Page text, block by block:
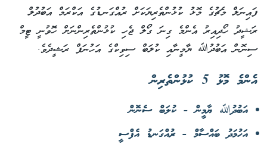
ފައިނަލް މެޗުގެ މޮޅު ކުޅުންތެރިޔަކަށް ރުއްގަނޑުގެ އަކްރަމް އަބުދުލް
ރަޝީދު ހޯދިއިރު އެންމެ ގިނަ ގޯލް ޖެހި ކުޅުންތެރިންނަށް ހޮވުނީ ޓީމް
ސިނޮން އަބުދުﷲ ޔާމީނާއި ކުލަބް ސިވިކްގެ އަހުނަފް ރަޝީދެވެ.
އެންމެ މޮޅު 5 ކުޅުންތެރިން
އަބުދުﷲ ޔާމީން - ކުލަބް ސެނޮން
އަހުމަދު ބައްސާމް - ރުއްގަނޑު އެފްސީ